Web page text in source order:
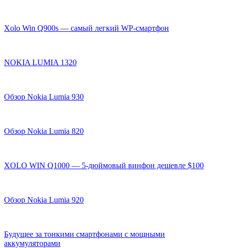
Xolo Win Q900s — самый легкий WP-смартфон
NOKIA LUMIA 1320
Обзор Nokia Lumia 930
Обзор Nokia Lumia 820
XOLO WIN Q1000 — 5-дюймовый винфон дешевле $100
Обзор Nokia Lumia 920
Будущее за тонкими смартфонами с мощными
аккумуляторами